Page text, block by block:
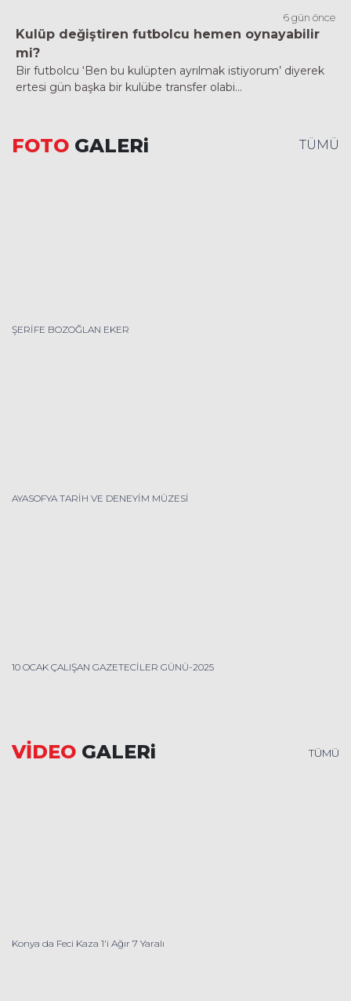
6 gün önce
Kulüp değiştiren futbolcu hemen oynayabilir
mi?
Bir futbolcu ‘Ben bu kulüpten ayrılmak istiyorum’ diyerek
ertesi gün başka bir kulübe transfer olabi...
FOTO GALERi TÜMÜ
ŞERİFE BOZOĞLAN EKER
AYASOFYA TARİH VE DENEYİM MÜZESİ
10 OCAK ÇALIŞAN GAZETECİLER GÜNÜ-2025
VİDEO GALERi TÜMÜ
Konya da Feci Kaza 1'i Ağır 7 Yaralı